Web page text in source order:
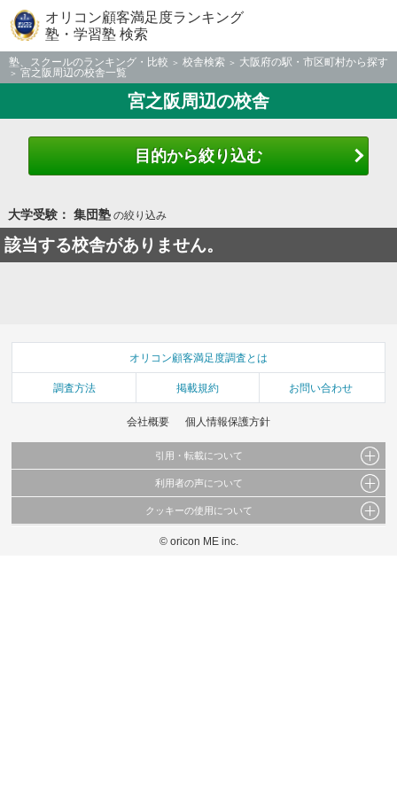
オリコン顧客満足度ランキング
塾・学習塾 検索
塾、スクールのランキング・比較 校舎検索
大阪府の駅・市区町村から探す
宮之阪周辺の校舎一覧
宮之阪周辺の校舎
目的から絞り込む
大学受験： 集団塾の絞り込み
該当する校舎がありません。
オリコン顧客満足度調査とは
調査方法 掲載規約 お問い合わせ
会社概要 個人情報保護方針
引用・転載について
当サイトで公開されている情報（文字、写真、イラスト、画像データ等）及びこれらの配
これらの情報を権利者の許可なく無断転載・複製などの二次利用を行うことは固く禁じて
利用者の声について
当サイトに掲載している内容はすべてサービスの利用者が提出された見解・感想です。
弊社の見解・ 意見ではないことをご理解いただいた上でご覧ください。
クッキーの使用について
このサイトでは Cookie を使用して、ユーザーに合わせたコンテンツや広告の表示、ソー
© oricon ME inc.